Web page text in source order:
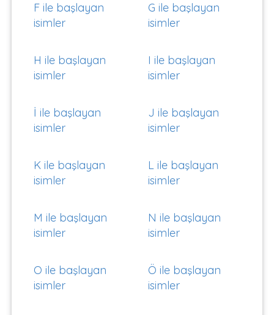
F ile başlayan
isimler
G ile başlayan
isimler
H ile başlayan
isimler
I ile başlayan
isimler
İ ile başlayan
isimler
J ile başlayan
isimler
K ile başlayan
isimler
L ile başlayan
isimler
M ile başlayan
isimler
N ile başlayan
isimler
O ile başlayan
isimler
Ö ile başlayan
isimler